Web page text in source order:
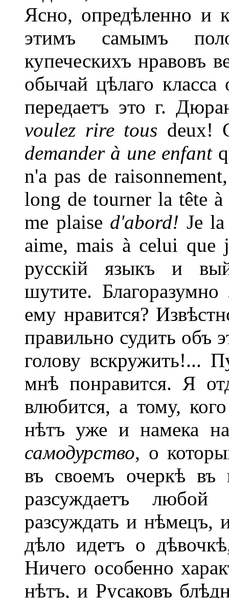
Ясно, опредѣленно и
этимъ самымъ
купеческихъ нравовъ
обычай цѣлаго класса
передаетъ это г.
voulez rire tous deux!
demander à une enfant
n'а pas de
long de tourner la tête
me plaise d'abord! Je
aime, mais à celui que
русскій языкъ и
шутите.
ему нравится?
правильно судить объ
голову вскружить!...
мнѣ понравится. Я
влюбится, а тому,
нѣтъ уже и намека на
самодурство, о
въ своемъ очеркѣ въ
разсуждаетъ
разсуждать и нѣмецъ,
дѣло идетъ о
Ничего особенно
нѣтъ, и Русаковъ